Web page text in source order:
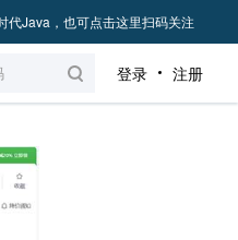
代Java，也可点击这里扫码关注
登录 注册